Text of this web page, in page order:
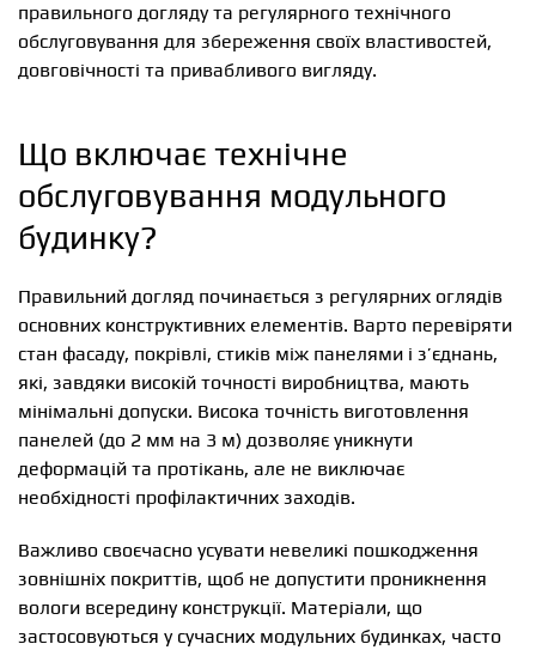
правильного догляду та регулярного технічного
обслуговування для збереження своїх властивостей,
довговічності та привабливого вигляду.
Що включає технічне
обслуговування модульного
будинку?
Правильний догляд починається з регулярних оглядів
основних конструктивних елементів. Варто перевіряти
стан фасаду, покрівлі, стиків між панелями і з’єднань,
які, завдяки високій точності виробництва, мають
мінімальні допуски. Висока точність виготовлення
панелей (до 2 мм на 3 м) дозволяє уникнути
деформацій та протікань, але не виключає
необхідності профілактичних заходів.
Важливо своєчасно усувати невеликі пошкодження
зовнішніх покриттів, щоб не допустити проникнення
вологи всередину конструкції. Матеріали, що
застосовуються у сучасних модульних будинках, часто